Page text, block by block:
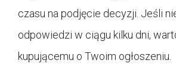
czasu na podjęcie decyzji. Jeśli
odpowiedzi w ciągu kilku dni,
kupującemu o Twoim ogłoszeniu.